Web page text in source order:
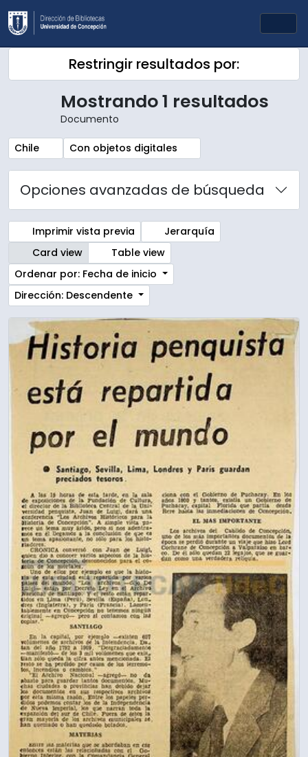
Skip to main content
Restringir resultados por:
Mostrando 1 resultados
Documento
Remove filter:
Chile Remove filter:
Con objetos digitales
Opciones avanzadas de búsqueda
Imprimir vista previa
Jerarquía
Card view
Table view
Ordenar por: Fecha de inicio
Dirección: Descendente